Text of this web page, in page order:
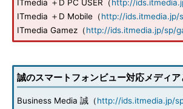
ITmedia ＋D PC USER（http://
ITmedia ＋D Mobile（http://ids.itmedia.jp/
ITmedia Gamez（http://ids.itmedia.jp/sp/
誠のスマートフォンビュー対応メディア
Business Media 誠（http://ids.itmedia.jp/